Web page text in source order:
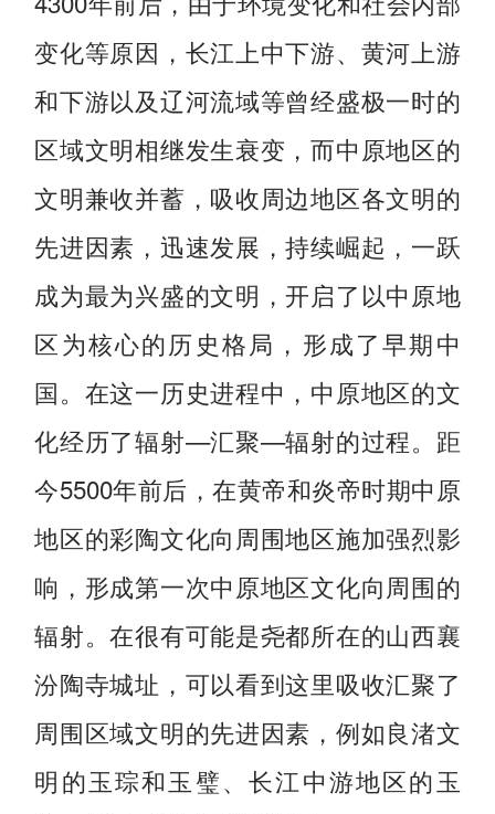
变化等原因，长江上中下游、黄河上游
和下游以及辽河流域等曾经盛极一时的
区域文明相继发生衰变，而中原地区的
文明兼收并蓄，吸收周边地区各文明的
先进因素，迅速发展，持续崛起，一跃
成为最为兴盛的文明，开启了以中原地
区为核心的历史格局，形成了早期中
国。在这一历史进程中，中原地区的文
化经历了辐射—汇聚—辐射的过程。距
今5500年前后，在黄帝和炎帝时期中原
地区的彩陶文化向周围地区施加强烈影
响，形成第一次中原地区文化向周围的
辐射。在很有可能是尧都所在的山西襄
汾陶寺城址，可以看到这里吸收汇聚了
周围区域文明的先进因素，例如良渚文
明的玉琮和玉璧、长江中游地区的玉